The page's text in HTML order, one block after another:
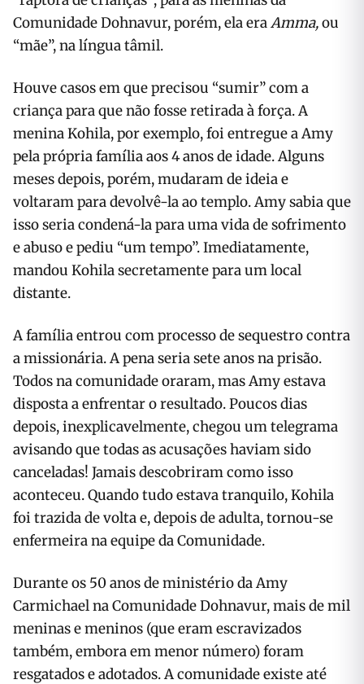
Comunidade Dohnavur, porém, ela eraAmma,ou
“mãe”, na língua tâmil.
Houve casos em que precisou “sumir” com a
criança para que não fosse retirada à força. A
menina Kohila, por exemplo, foi entregue a Amy
pela própria família aos 4 anos de idade. Alguns
meses depois, porém, mudaram de ideia e
voltaram para devolvê-la ao templo. Amy sabia que
isso seria condená-la para uma vida de sofrimento
e abuso e pediu “um tempo”. Imediatamente,
mandou Kohila secretamente para um local
distante.
A família entrou com processo de sequestro contra
a missionária. A pena seria sete anos na prisão.
Todos na comunidade oraram, mas Amy estava
disposta a enfrentar o resultado. Poucos dias
depois, inexplicavelmente, chegou um telegrama
avisando que todas as acusações haviam sido
canceladas! Jamais descobriram como isso
aconteceu. Quando tudo estava tranquilo, Kohila
foi trazida de volta e, depois de adulta, tornou-se
enfermeira na equipe da Comunidade.
Durante os 50 anos de ministério da Amy
Carmichael na Comunidade Dohnavur, mais de mil
meninas e meninos (que eram escravizados
também, embora em menor número) foram
resgatados e adotados. A comunidade existe até